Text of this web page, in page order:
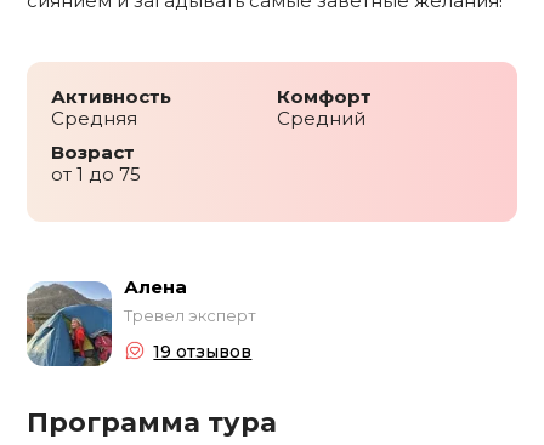
Активность
Средняя
Комфорт
Средний
Возраст
от 1 до 75
Алена
Тревел эксперт
19 отзывов
Программа тура